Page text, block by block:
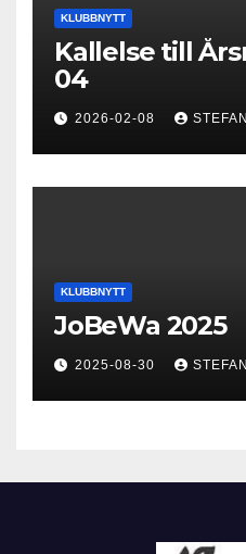
KLUBBNYTT
Kallelse till
04
2026-02-08
KLUBBNYTT
JoBeWa 2025
2025-08-30